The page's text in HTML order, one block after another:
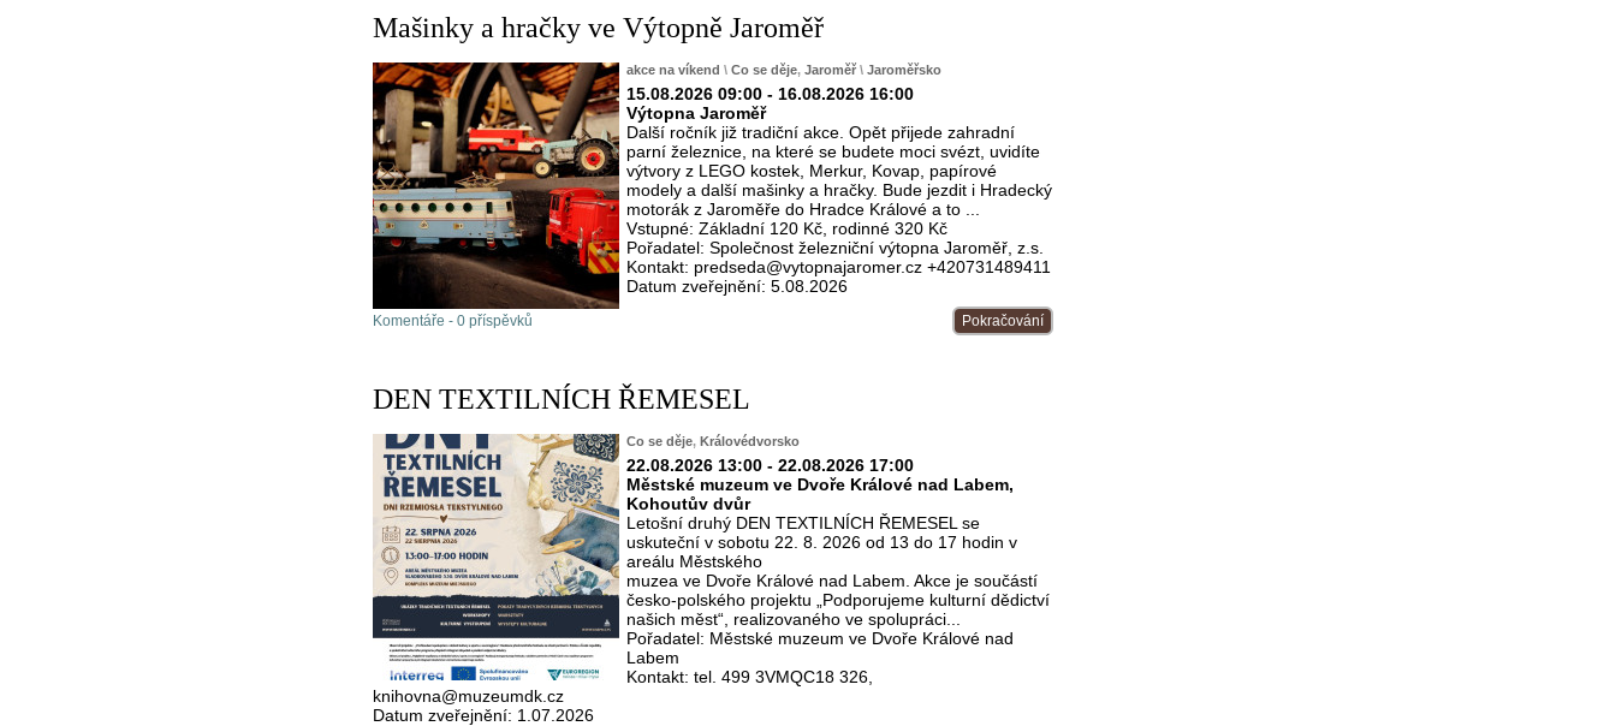
Mašinky a hračky ve Výtopně Jaroměř
akce na víkend \ Co se děje, Jaroměř \ Jaroměřsko
15.08.2026 09:00 - 16.08.2026 16:00
Výtopna Jaroměř
Další ročník již tradiční akce. Opět přijede zahradní
parní železnice, na které se budete moci svézt, uvidíte
výtvory z LEGO kostek, Merkur, Kovap, papírové
modely a další mašinky a hračky. Bude jezdit i Hradecký
motorák z Jaroměře do Hradce Králové a to ...
Vstupné: Základní 120 Kč, rodinné 320 Kč
Pořadatel: Společnost železniční výtopna Jaroměř, z.s.
Kontakt: predseda@vytopnajaromer.cz +420731489411
Datum zveřejnění: 5.08.2026
Pokračování
Komentáře - 0 příspěvků
DEN TEXTILNÍCH ŘEMESEL
Co se děje, Královédvorsko
22.08.2026 13:00 - 22.08.2026 17:00
Městské muzeum ve Dvoře Králové nad Labem,
Kohoutův dvůr
Letošní druhý DEN TEXTILNÍCH ŘEMESEL se
uskuteční v sobotu 22. 8. 2026 od 13 do 17 hodin v
areálu Městského
muzea ve Dvoře Králové nad Labem. Akce je součástí
česko-polského projektu „Podporujeme kulturní dědictví
našich měst“, realizovaného ve spolupráci...
Pořadatel: Městské muzeum ve Dvoře Králové nad
Labem
Kontakt: tel. 499 3VMQC18 326,
knihovna@muzeumdk.cz
Datum zveřejnění: 1.07.2026